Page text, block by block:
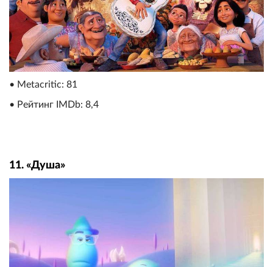
• Metacritic: 81
• Рейтинг IMDb: 8,4
11. «Душа»